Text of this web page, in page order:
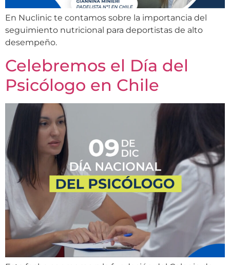
En Nuclinic te contamos sobre la importancia del
seguimiento nutricional para deportistas de alto
desempeño.
Celebremos el Día del
Psicólogo en Chile